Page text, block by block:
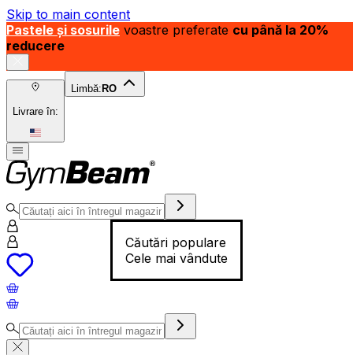
Skip to main content
Pastele și sosurile voastre preferate cu până la 20%
reducere
Livrare în:
Limbă: RO
Căutări populare
Cele mai vândute